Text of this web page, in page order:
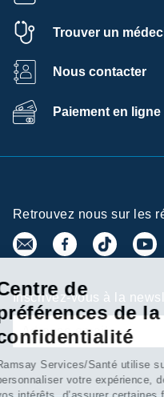
Trouver un
Nous contacter
Paiement en ligne
Retrouvez nous sur les
Inscrivez-vous à la
Centre de
préférences de
confidentialité
Ramsay Services/Santé
personnaliser votre
vos intérêts, d’assurer